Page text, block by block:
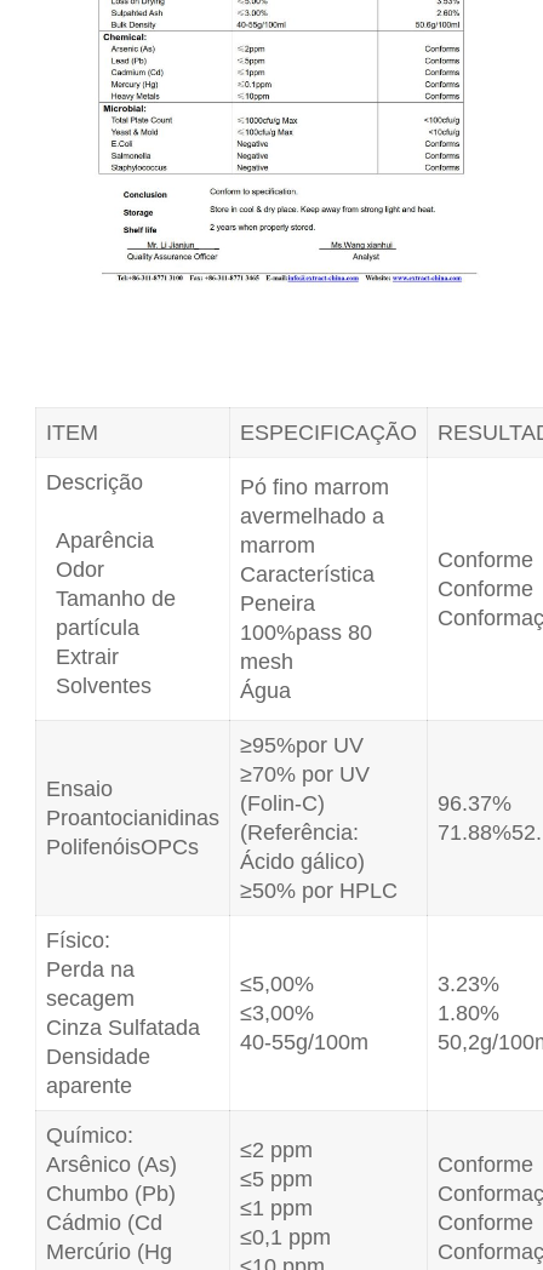
ITEM ESPECIFICAÇÃO
Descrição
Aparência
Odor
Tamanho de
partícula
Extrair
Solventes
Pó fino marrom
avermelhado a
marrom
Característica
Peneira
100%pass 80
mesh
Água
Conforme
Conforme
Ensaio
Proantocianidinas
PolifenóisOPCs
≥95%por UV
≥70% por UV
(Folin-C)
(Referência:
Ácido gálico)
≥50% por HPLC
96.37%
Físico:
Perda na
secagem
Cinza Sulfatada
Densidade
aparente
≤5,00%
≤3,00%
40-55g/100m
3.23%
1.80%
50,2g/
Químico:
Arsênico (As)
Chumbo (Pb)
Cádmio (Cd
Mercúrio (Hg
≤2 ppm
≤5 ppm
≤1 ppm
≤0,1 ppm
Conforme
Conforme